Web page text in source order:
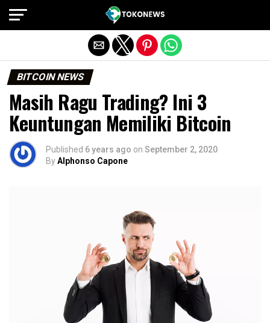
BITCOIN NEWS
Masih Ragu Trading? Ini 3
Keuntungan Memiliki Bitcoin
Published 6 years ago on September 2, 2020
ByAlphonso Capone
Exit mobile version